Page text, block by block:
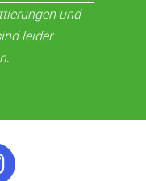
und
leider